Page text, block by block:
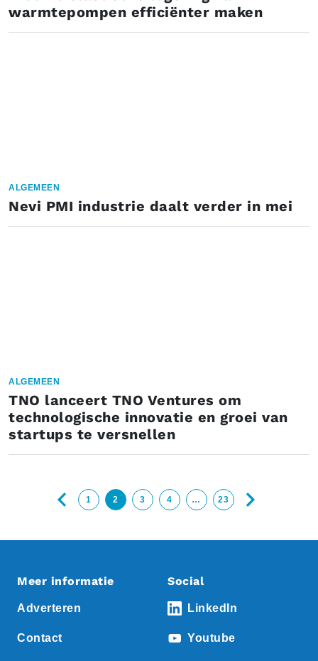
warmtepompen efficiënter maken
ALGEMEEN
Nevi PMI industrie daalt verder in mei
ALGEMEEN
TNO lanceert TNO Ventures om
technologische innovatie en groei van
startups te versnellen
1 2 3 4 … 23
Meer informatie
Adverteren
Contact
Social
LinkedIn
Youtube